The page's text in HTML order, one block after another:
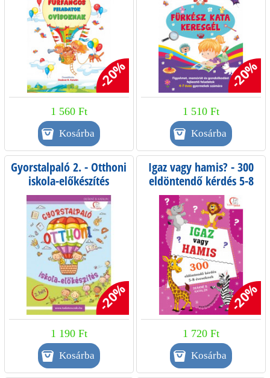
-20%
1 560 Ft
-20%
1 510 Ft
Gyorstalpaló 2. - Otthoni
iskola-előkészítés
-20%
1 190 Ft
Igaz vagy hamis? - 300
eldöntendő kérdés 5-8
éveseknek
-20%
1 720 Ft